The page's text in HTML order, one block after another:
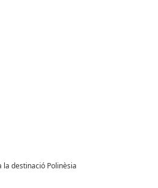
la destinació Polinèsia